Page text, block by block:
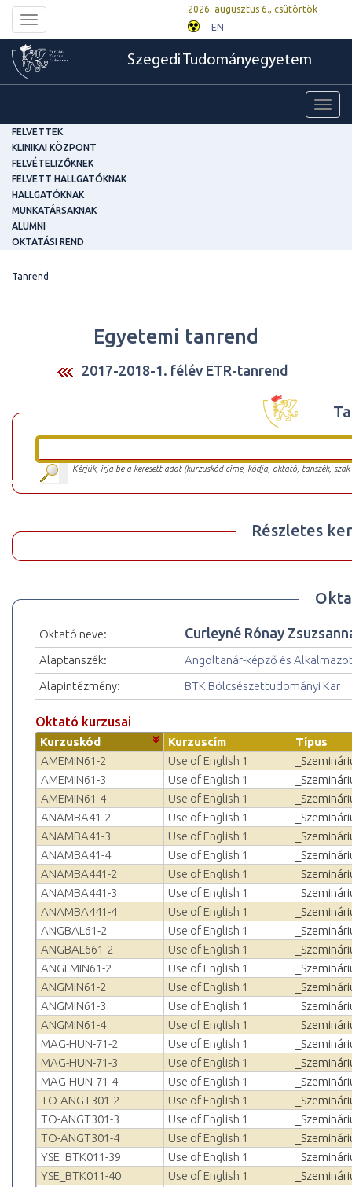
Toggle
navigation
2026. augusztus 6., csütörtök
EN
Szegedi Tudományegyetem
FELVETTEK
KLINIKAI KÖZPONT
FELVÉTELIZŐKNEK
FELVETT HALLGATÓKNAK
HALLGATÓKNAK
MUNKATÁRSAKNAK
ALUMNI
OKTATÁSI REND
Tanrend
Egyetemi tanrend
2017-2018-1. félév ETR-tanrend
Kérjük, írja be a keresett adat (kurzuskód címe, kódja, oktató, tanszék,
Részletes
Oktató neve: Curleyné Rónay
Alaptanszék:
Angoltanár-képző és
Alapintézmény:
BTK Bölcsészettudományi Kar
Oktató kurzusai
Kurzuskód Kurzuscím
Típus
AMEMIN61-2
Use of English 1
AMEMIN61-3
Use of English 1
AMEMIN61-4
Use of English 1
ANAMBA41-2
Use of English 1
ANAMBA41-3
Use of English 1
ANAMBA41-4
Use of English 1
ANAMBA441-2
Use of English 1
ANAMBA441-3
Use of English 1
ANAMBA441-4
Use of English 1
ANGBAL61-2
Use of English 1
ANGBAL661-2
Use of English 1
ANGLMIN61-2
Use of English 1
ANGMIN61-2
Use of English 1
ANGMIN61-3
Use of English 1
ANGMIN61-4
Use of English 1
MAG-HUN-71-2
Use of English 1
MAG-HUN-71-3
Use of English 1
MAG-HUN-71-4
Use of English 1
TO-ANGT301-2
Use of English 1
TO-ANGT301-3
Use of English 1
TO-ANGT301-4
Use of English 1
YSE_BTK011-39
Use of English 1
YSE_BTK011-40
Use of English 1